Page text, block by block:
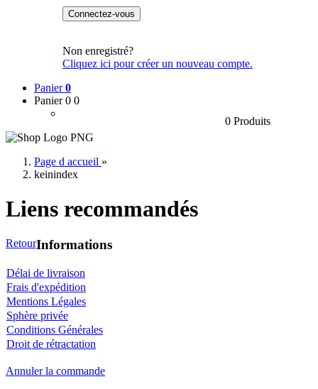
Non enregistré?
Cliquez ici pour créer un nouveau compte.
Panier0
Panier 0 0
0 Produits
Page d accueil »
keinindex
Liens recommandés
RetourInformations
Délai de livraison
Frais d'expédition
Mentions Légales
Sphère privée
Conditions Générales
Droit de rétractation
Annuler la commande